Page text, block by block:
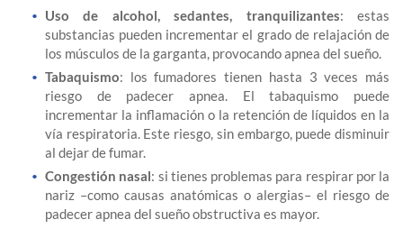
Uso de alcohol, sedantes, tranquilizantes: estas
substancias pueden incrementar el grado de relajación de
los músculos de la garganta, provocando apnea del sueño.
Tabaquismo: los fumadores tienen hasta 3 veces más
riesgo de padecer apnea. El tabaquismo puede
incrementar la inflamación o la retención de líquidos en la
vía respiratoria. Este riesgo, sin embargo, puede disminuir
al dejar de fumar.
Congestión nasal: si tienes problemas para respirar por la
nariz –como causas anatómicas o alergias– el riesgo de
padecer apnea del sueño obstructiva es mayor.